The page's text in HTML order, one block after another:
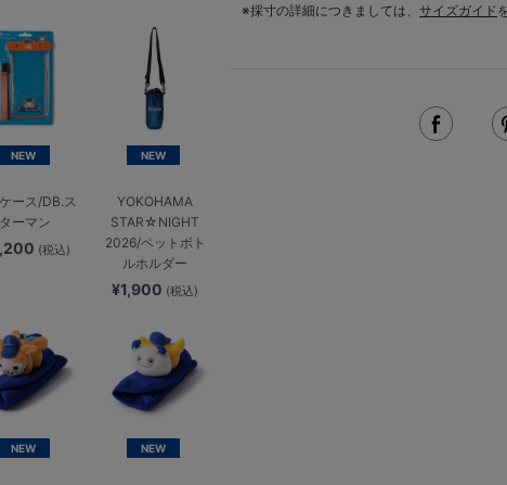
NEW
ース/DB.ス
ターマン
(税込)
NEW
YOKOHAMA
STAR☆NIGHT
2026/ペットボト
ルホルダー
¥1,900 (税込)
NEW NEW
※採寸の詳細につきましては、 サイズガイド